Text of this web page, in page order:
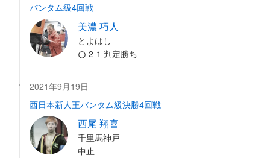
バンタム級4回戦
美濃 巧人
とよはし
2-1 判定勝ち
2021年9月19日
西日本新人王バンタム級決勝4回戦
西尾 翔喜
千里馬神戸
中止